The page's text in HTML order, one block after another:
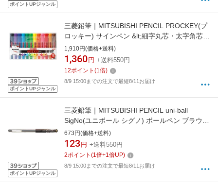
ポイントUPジャンル
ポイントUPジャンル
三菱鉛筆｜MITSUBISHI PENCIL PROCKEY(プ
ロッキー) サインペン &lt;細字丸芯・太字角芯
&gt; 12色セット
PM150TR12CN[PM150TR12CN]
1,910円(価格+送料)
1,360 円 +送料550円
12ポイント (1倍)
8/9 15:00までの注文で最短8/11お届け
ポイントUPジャンル
三菱鉛筆｜MITSUBISHI PENCIL uni-ball
SigNo(ユニボール シグノ) ボールペン ブラウン
ブラック(インク色：ブラウンブラック)
UM151.22 [0.38mm]
673円(価格+送料)
123 円 +送料550円
2ポイント (1倍+1倍UP)
8/9 15:00までの注文で最短8/11お届け